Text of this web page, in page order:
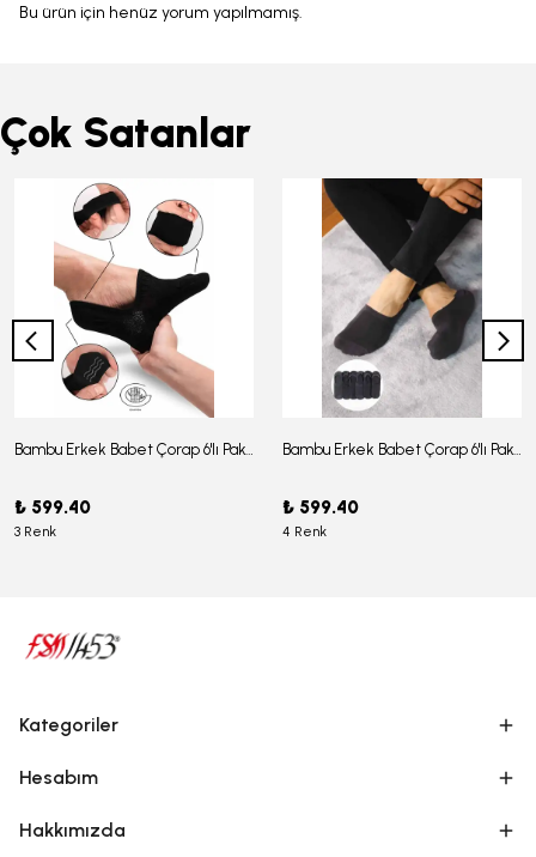
Bu ürün için henüz yorum yapılmamış.
Çok Satanlar
Bambu Erkek Babet Çorap 6'lı Paket - J-03
₺ 599.40
3 Renk
Bambu Erkek Babet Çorap 6'lı Paket -J-08
₺ 599.40
4 Renk
Kategoriler
Hesabım
Hakkımızda